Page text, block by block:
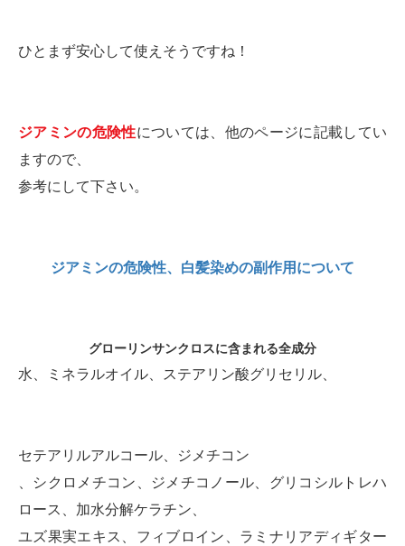
ひとまず安心して使えそうですね！
ジアミンの危険性については、他のページに記載してい
ますので、
参考にして下さい。
ジアミンの危険性、白髪染めの副作用について
グローリンサンクロスに含まれる全成分
水、ミネラルオイル、ステアリン酸グリセリル、
セテアリルアルコール、ジメチコン
、シクロメチコン、ジメチコノール、グリコシルトレハ
ロース、加水分解ケラチン、
ユズ果実エキス、フィブロイン、ラミナリアディギター